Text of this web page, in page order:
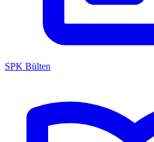
SPK Bülten